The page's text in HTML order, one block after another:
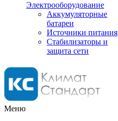
Электрооборудование
Аккумуляторные
батареи
Источники питания
Стабилизаторы и
защита сети
Меню